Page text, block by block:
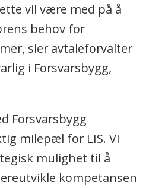
vil være med på å
behov for
sier avtaleforvalter
i Forsvarsbygg,
Forsvarsbygg
milepæl for LIS. Vi
mulighet til å
kompetansen